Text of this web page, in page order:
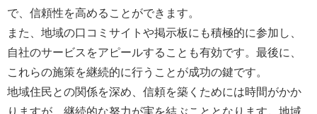
で、信頼性を高めることができます。
また、地域の口コミサイトや掲示板にも積極的に参加し、
自社のサービスをアピールすることも有効です。最後に、
これらの施策を継続的に行うことが成功の鍵です。
地域住民との関係を深め、信頼を築くためには時間がかか
りますが、継続的な努力が実を結ぶこととなります。地域